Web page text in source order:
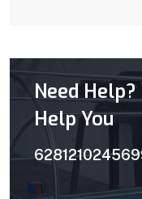
Need
Help You